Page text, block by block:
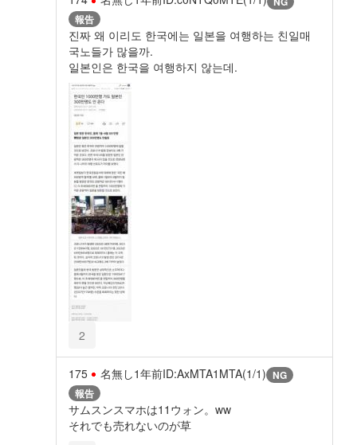
報告
진짜 왜 이리도 한국에는 일본을 여행하는 친일매
국노들가 많을까.
일본인은 한국을 여행하지 않는데.
2
175 名無し1年前ID:AxMTA1MTA(1/1) NG
報告
サムスンスマホは11ウォン。ww
それでも売れないのが草